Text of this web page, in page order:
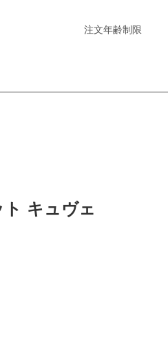
注文年齢制限
キュヴェ